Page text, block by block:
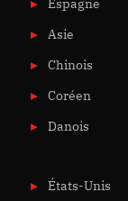
Espagne
Asie
Chinois
Coréen
Danois
États-Unis